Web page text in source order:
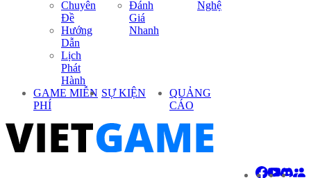
Chuyên
Đề
Hướng
Dẫn
Lịch
Phát
Hành
Đánh
Giá
Nhanh
Nghệ
GAME MIỄN
PHÍ
SỰ KIỆN
QUẢNG
CÁO